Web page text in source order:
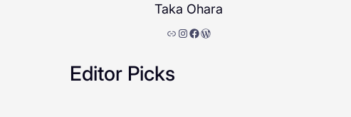
Taka Ohara
リンク Instagram Facebook WordPress
Editor Picks